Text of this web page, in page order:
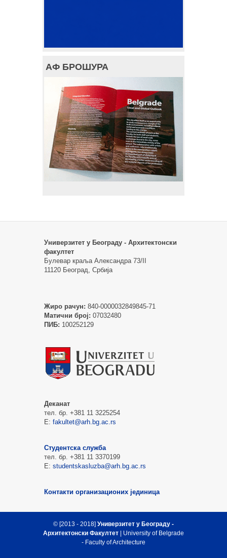
АФ БРОШУРА
Универзитет у Београду - Архитектонски
факултет
Булевар краља Александра 73/II
11120 Београд, Србија
Жиро рачун: 840-0000032849845-71
Матични број: 07032480
ПИБ: 100252129
Деканат
тел. бр. +381 11 3225254
Е: fakultet@arh.bg.ac.rs
Студентска служба
тел. бр. +381 11 3370199
Е: studentskasluzba@arh.bg.ac.rs
Контакти организационих јединица
© [2013 - 2018] Универзитет у Београду -
Архитектонски Факултет | University of Belgrade
- Faculty of Architecture